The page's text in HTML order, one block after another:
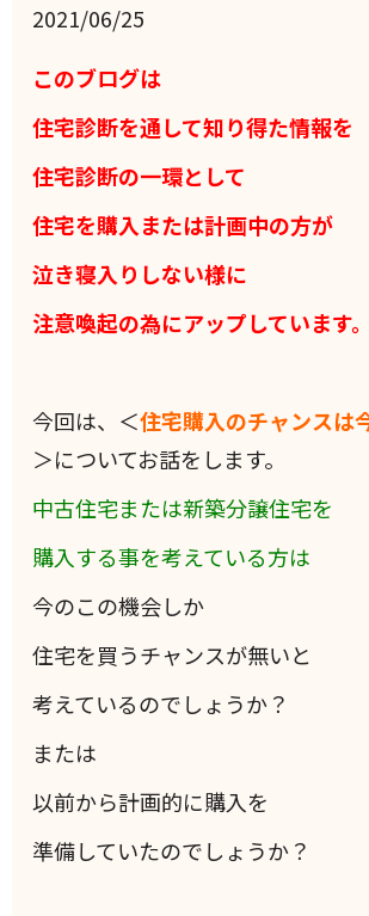
2021/06/25
このブログは
住宅診断を通して知り得た情報を
住宅診断の一環として
住宅を購入または計画中の方が
泣き寝入りしない様に
注意喚起の為にアップしています。
今回は、＜住宅購入のチャンスは
＞についてお話をします。
中古住宅または新築分譲住宅を
購入する事を考えている方は
今のこの機会しか
住宅を買うチャンスが無いと
考えているのでしょうか？
または
以前から計画的に購入を
準備していたのでしょうか？